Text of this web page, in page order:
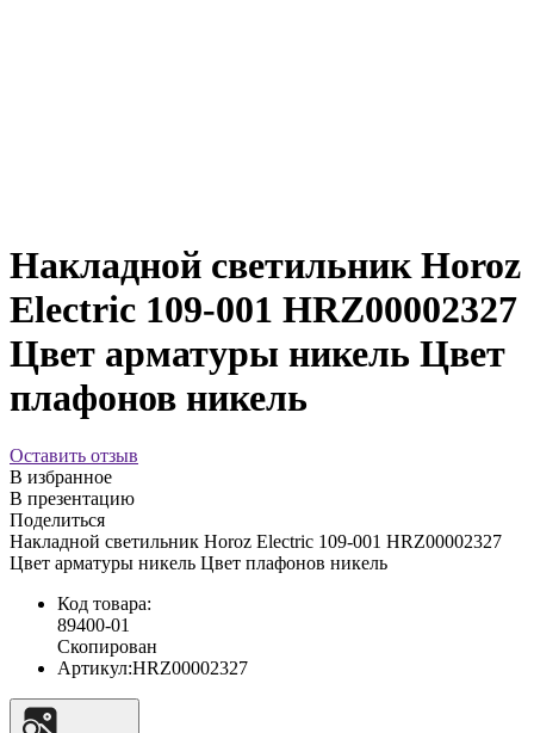
Накладной светильник Horoz
Electric 109-001 HRZ00002327
Цвет арматуры никель Цвет
плафонов никель
Оставить отзыв
В избранное
В презентацию
Поделиться
Накладной светильник Horoz Electric 109-001 HRZ00002327
Цвет арматуры никель Цвет плафонов никель
Код товара:
89400-01
Скопирован
Артикул:HRZ00002327